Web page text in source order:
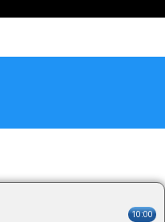
10:00